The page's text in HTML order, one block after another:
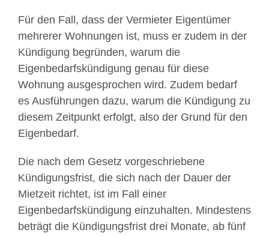
Für den Fall, dass der Vermieter Eigentümer
mehrerer Wohnungen ist, muss er zudem in der
Kündigung begründen, warum die
Eigenbedarfskündigung genau für diese
Wohnung ausgesprochen wird. Zudem bedarf
es Ausführungen dazu, warum die Kündigung zu
diesem Zeitpunkt erfolgt, also der Grund für den
Eigenbedarf.
Die nach dem Gesetz vorgeschriebene
Kündigungsfrist, die sich nach der Dauer der
Mietzeit richtet, ist im Fall einer
Eigenbedarfskündigung einzuhalten. Mindestens
beträgt die Kündigungsfrist drei Monate, ab fünf